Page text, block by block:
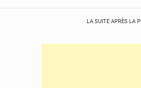
LA SUITE APRÈS LA